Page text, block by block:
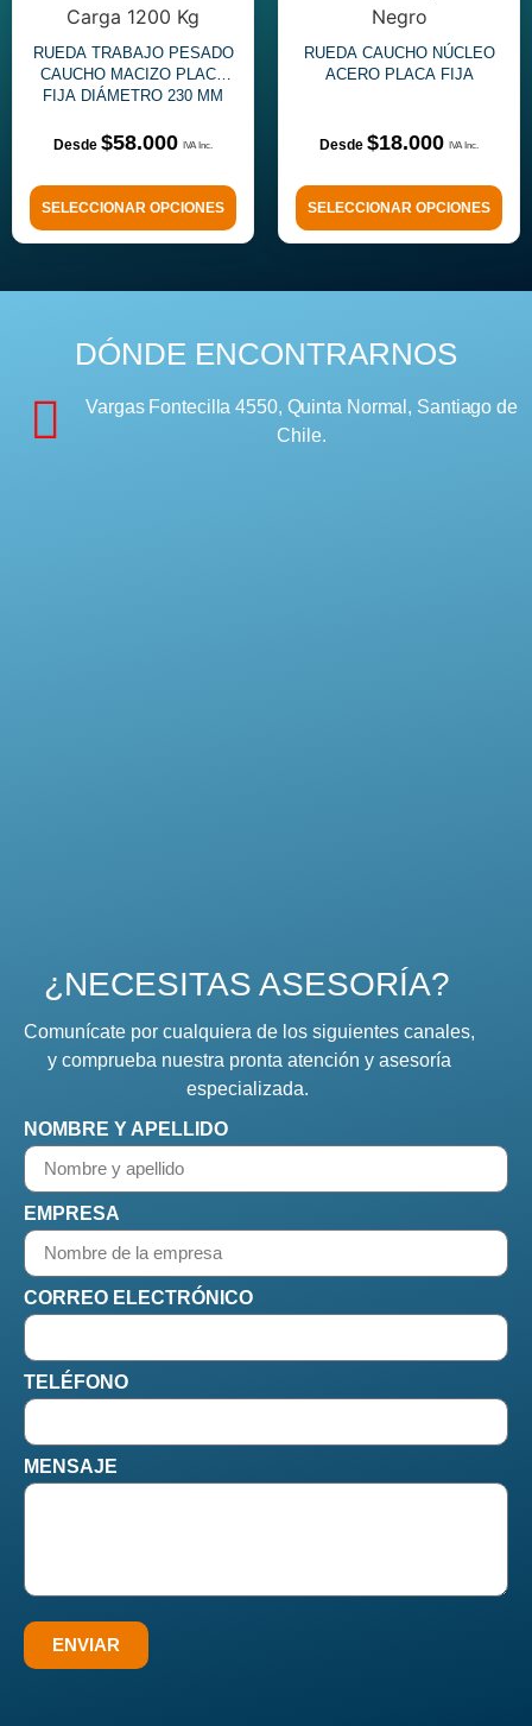
RUEDA TRABAJO PESADO
CAUCHO MACIZO PLACA
FIJA DIÁMETRO 230 MM
$58.000
SELECCIONAR OPCIONES
RUEDA CAUCHO NÚCLEO
ACERO PLACA FIJA
$18.000
SELECCIONAR OPCIONES
DÓNDE ENCONTRARNOS
Vargas Fontecilla 4550, Quinta Normal, Santiago de
Chile.
¿NECESITAS ASESORÍA?
Comunícate por cualquiera de los siguientes canales,
y comprueba nuestra pronta atención y asesoría
especializada.
NOMBRE Y APELLIDO
EMPRESA
CORREO ELECTRÓNICO
TELÉFONO
MENSAJE
ENVIAR